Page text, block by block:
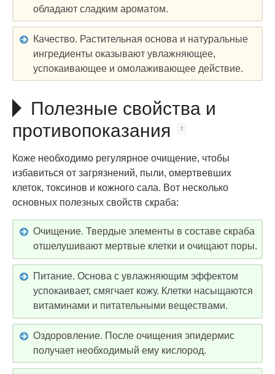
обладают сладким ароматом.
Качество. Растительная основа и натуральные
ингредиенты оказывают увлажняющее,
успокаивающее и омолаживающее действие.
Полезные свойства и
противопоказания
Коже необходимо регулярное очищение, чтобы
избавиться от загрязнений, пыли, омертвевших
клеток, токсинов и кожного сала. Вот несколько
основных полезных свойств скраба:
Очищение. Твердые элементы в составе скраба
отшелушивают мертвые клетки и очищают поры.
Питание. Основа с увлажняющим эффектом
успокаивает, смягчает кожу. Клетки насыщаются
витаминами и питательными веществами.
Оздоровление. После очищения эпидермис
получает необходимый ему кислород.